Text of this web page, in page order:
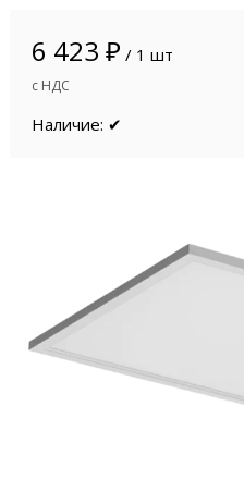
6 423 ₽ / 1 шт
с НДС
Наличие: ✔